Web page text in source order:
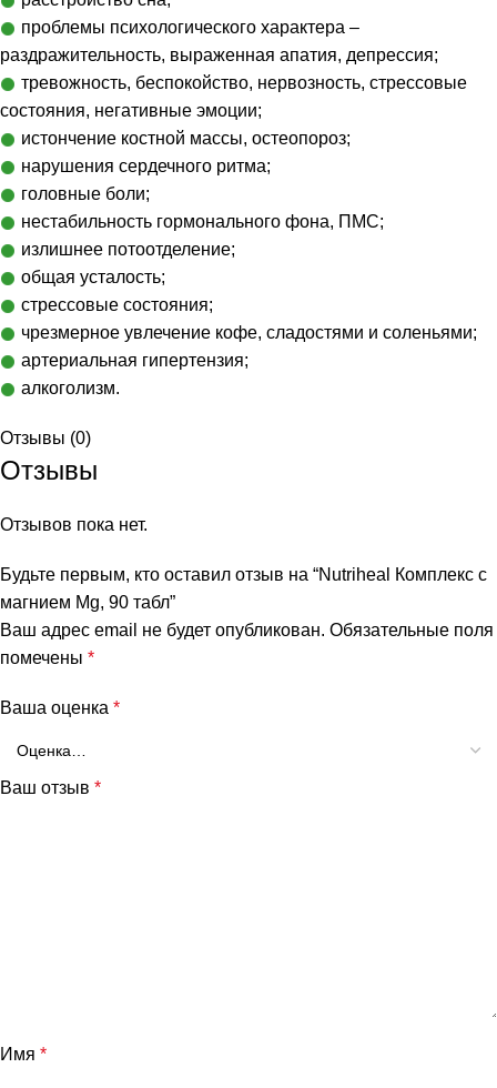
проблемы психологического характера –
раздражительность, выраженная апатия, депрессия;
тревожность, беспокойство, нервозность, стрессовые
состояния, негативные эмоции;
истончение костной массы, остеопороз;
нарушения сердечного ритма;
головные боли;
нестабильность гормонального фона, ПМС;
излишнее потоотделение;
общая усталость;
стрессовые состояния;
чрезмерное увлечение кофе, сладостями и соленьями;
артериальная гипертензия;
алкоголизм.
Отзывы (0)
Отзывы
Отзывов пока нет.
Будьте первым, кто оставил отзыв на “Nutriheal Комплекс с
магнием Mg, 90 табл”
Ваш адрес email не будет опубликован. Обязательные поля
помечены *
Ваша оценка *
Ваш отзыв *
Имя *